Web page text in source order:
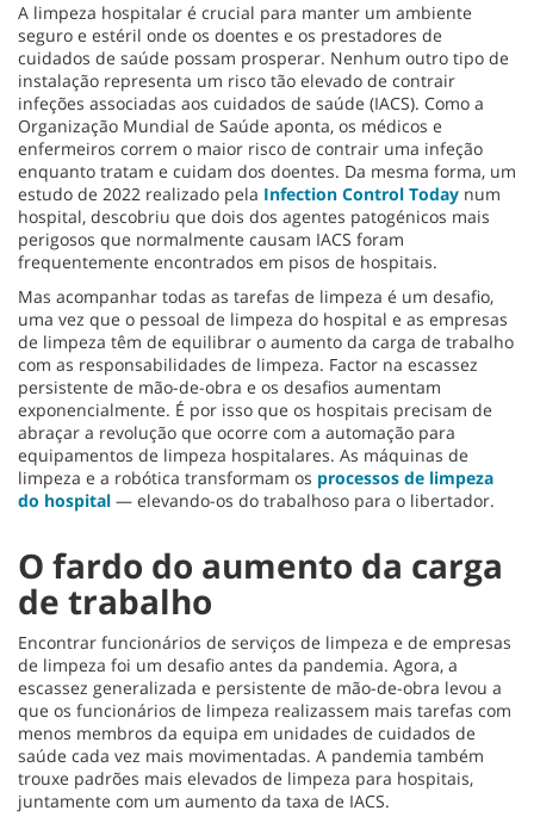
A limpeza hospitalar é crucial para manter um ambiente
seguro e estéril onde os doentes e os prestadores de
cuidados de saúde possam prosperar. Nenhum outro tipo de
instalação representa um risco tão elevado de contrair
infeções associadas aos cuidados de saúde (IACS). Como a
Organização Mundial de Saúde aponta, os médicos e
enfermeiros correm o maior risco de contrair uma infeção
enquanto tratam e cuidam dos doentes. Da mesma forma, um
estudo de 2022 realizado pela Infection Control Today num
hospital, descobriu que dois dos agentes patogénicos mais
perigosos que normalmente causam IACS foram
frequentemente encontrados em pisos de hospitais.
Mas acompanhar todas as tarefas de limpeza é um desafio,
uma vez que o pessoal de limpeza do hospital e as empresas
de limpeza têm de equilibrar o aumento da carga de trabalho
com as responsabilidades de limpeza. Factor na escassez
persistente de mão-de-obra e os desafios aumentam
exponencialmente. É por isso que os hospitais precisam de
abraçar a revolução que ocorre com a automação para
equipamentos de limpeza hospitalares. As máquinas de
limpeza e a robótica transformam os processos de limpeza
do hospital — elevando-os do trabalhoso para o libertador.
O fardo do aumento da carga
de trabalho
Encontrar funcionários de serviços de limpeza e de empresas
de limpeza foi um desafio antes da pandemia. Agora, a
escassez generalizada e persistente de mão-de-obra levou a
que os funcionários de limpeza realizassem mais tarefas com
menos membros da equipa em unidades de cuidados de
saúde cada vez mais movimentadas. A pandemia também
trouxe padrões mais elevados de limpeza para hospitais,
juntamente com um aumento da taxa de IACS.